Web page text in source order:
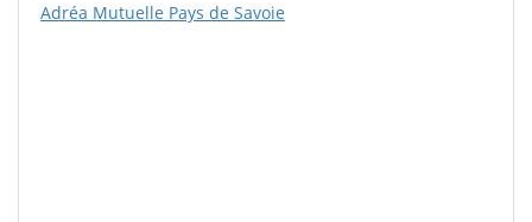
Adréa Mutuelle Pays de Savoie